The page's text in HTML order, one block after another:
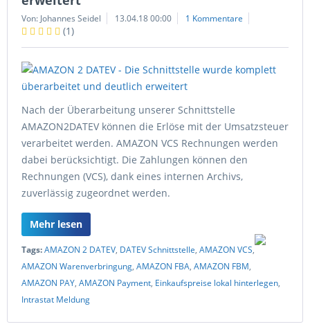
Von: Johannes Seidel 13.04.18 00:00 1 Kommentare
(1)
Nach der Überarbeitung unserer Schnittstelle
AMAZON2DATEV können die Erlöse mit der Umsatzsteuer
verarbeitet werden. AMAZON VCS Rechnungen werden
dabei berücksichtigt. Die Zahlungen können den
Rechnungen (VCS), dank eines internen Archivs,
zuverlässig zugeordnet werden.
Mehr lesen
Tags:AMAZON 2 DATEV, DATEV Schnittstelle, AMAZON VCS,
AMAZON Warenverbringung, AMAZON FBA, AMAZON FBM,
AMAZON PAY, AMAZON Payment, Einkaufspreise lokal hinterlegen,
Intrastat Meldung